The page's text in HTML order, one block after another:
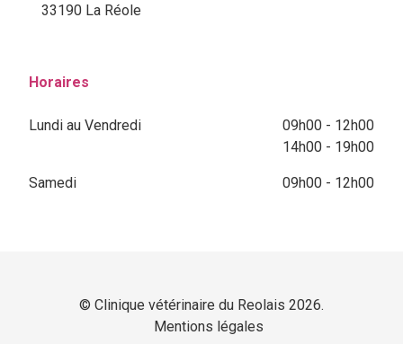
33190 La Réole
Horaires
Lundi au Vendredi
09h00 - 12h00
14h00 - 19h00
Samedi 09h00 - 12h00
© Clinique vétérinaire du Reolais 2026.
Mentions légales